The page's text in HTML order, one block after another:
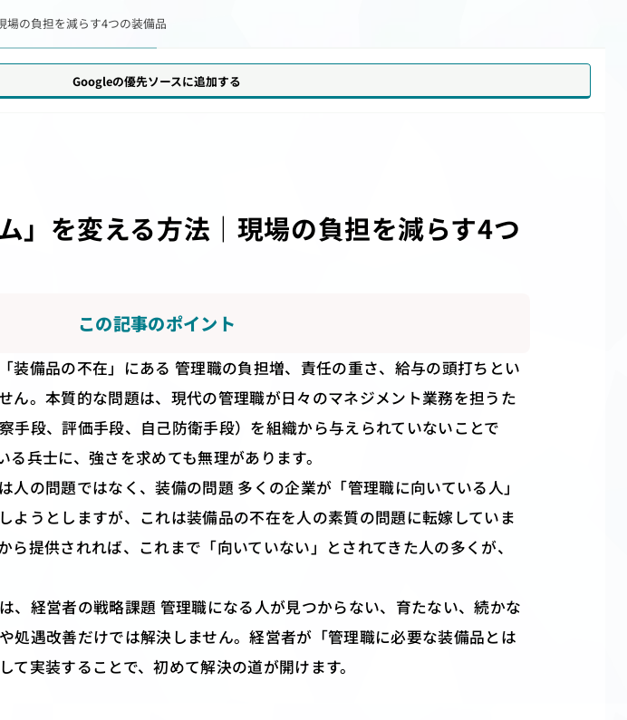
場の負担を減らす4つの装備品
Googleの優先ソースに追加する
」を変える方法｜現場の負担を減らす4つ
この記事のポイント
装備品の不在」にある 管理職の負担増、責任の重さ、給与の頭打ちとい
ん。本質的な問題は、現代の管理職が日々のマネジメント業務を担うた
手段、評価手段、自己防衛手段）を組織から与えられていないことで
る兵士に、強さを求めても無理があります。
人の問題ではなく、装備の問題 多くの企業が「管理職に向いている人」
ようとしますが、これは装備品の不在を人の素質の問題に転嫁していま
ら提供されれば、これまで「向いていない」とされてきた人の多くが、
、経営者の戦略課題 管理職になる人が見つからない、育たない、続かな
処遇改善だけでは解決しません。経営者が「管理職に必要な装備品とは
て実装することで、初めて解決の道が開けます。